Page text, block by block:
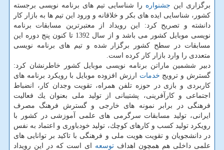
برگزاری این جشنواره را شناسایی تیم های برنامه نویسی برجسته
كشور، شناسایی ایده های بكر و خلاقانه و ورود این تیم ها به بازار كار
دانشته و تصریح كرد: این رویداد از معتبرترین مسابقات برنامه
نویسی موبایل كشور می باشد و از سال 1392 تا كنون پنج دوره این
مسابقات در سطح كشور برگزار شده و تیم های برنامه نویسی
متعددی را وارد بازار كار كرده است.
دبیر ششمین ماراتن برنامه نویسی موبایل كشور خاطرنشان كرد:
گسترش و ترویج خدمات ارزش افزوده موبایل با رویكرد برنامه های
كاربردی و بازی در حوزه تلفن همراه، تقویت وجدان كار، انضباط
اجتماعی و كارآفرینی، پشتیبانی از تولید ملی بعنوان یك فعالیت
فرهنگی در برابر نمونه های خارجی و گسترش فرهنگ مصرف
ایرانی، تولید مسابقات سرگرمی های علمی آموزشی در كشور با
رویكرد تولید كسب و كارهای كوچك، تولید خودباوری و اعتماد به نفس
در دانشجویان و تقویت هویت ملی و فرهنگی با تاكید بر توانایی های
علمی داخلی هم همچون اهداف توسعه ای است كه در این رویداد